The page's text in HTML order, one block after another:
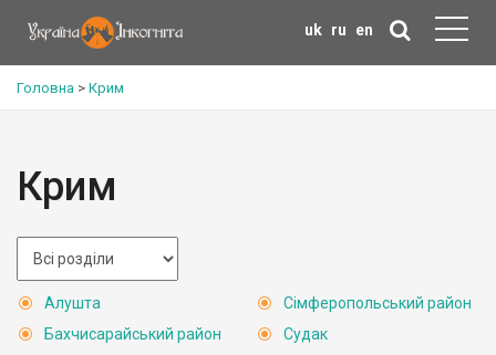
uk ru en
Головна > Крим
Крим
Алушта
Бахчисарайський район
Сімферопольський район
Судак